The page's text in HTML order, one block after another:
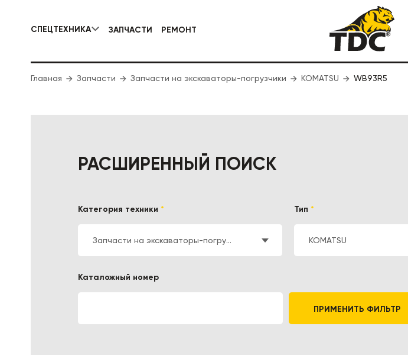
СПЕЦТЕХНИКА
КОММУНАЛЬНАЯ СПЕЦТЕХНИКА ДОРОЖНАЯ СПЕЦТЕХНИКА
ЗАПЧАСТИ РЕМОНТ
Главная Запчасти Запчасти на экскаваторы-погрузчики KOMATSU WB93R5
РАСШИРЕННЫЙ ПОИСК
Категория техники *
Запчасти на экскаваторы-погрузчики
Тип *
KOMATSU
Каталожный номер
ПРИМЕНИТЬ ФИЛЬТР